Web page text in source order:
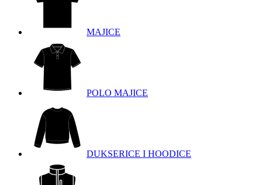
MAJICE
POLO MAJICE
DUKSERICE I HOODICE